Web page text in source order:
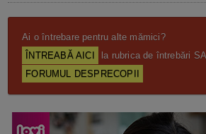
Ai o întrebare pentru alte mămici?
ÎNTREABĂ AICI
la rubrica de întrebări
FORUMUL DESPRECOPII